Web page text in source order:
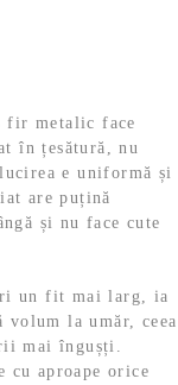
fir metalic face
în țesătură, nu
e uniformă și
are puțină
și nu face cute
un fit mai larg, ia
volum la umăr, ceea
mai îngușți.
cu aproape orice